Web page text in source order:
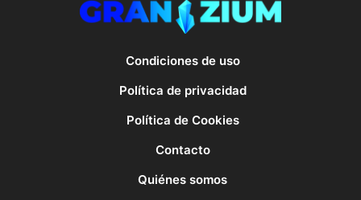
Condiciones de uso
Política de privacidad
Política de Cookies
Contacto
Quiénes somos